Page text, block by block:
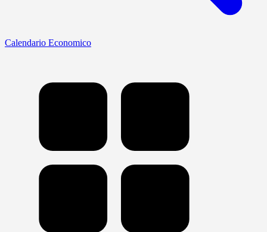
Calendario Economico